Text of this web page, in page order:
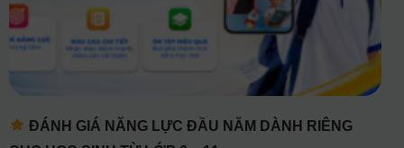
ĐÁNH GIÁ NĂNG LỰC ĐẦU NĂM DÀNH RIÊNG